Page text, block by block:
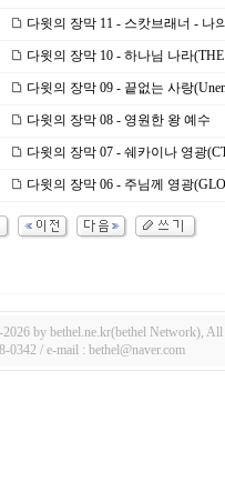
다윗의 장막 11 - 스캇브래너 - 나
다윗의 장막 10 - 하나님 나라
다윗의 장막 09 - 끝없는 사랑
다윗의 장막 08 - 영원한 왕 예수
다윗의 장막 07 - 쉐카이나 영광
다윗의 장막 06 - 주님께 영광
by bethel.ne.kr(bethel Network), All
0342 / e-mail : bethel@naver.com